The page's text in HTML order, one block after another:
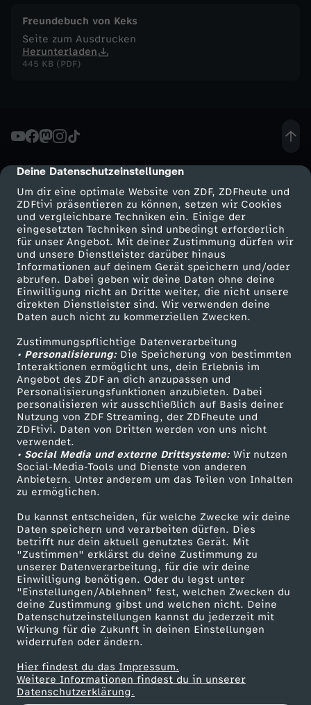
cmp-dialog-description
Deine Datenschutzeinstellungen
Um dir eine optimale Website von ZDF, ZDFheute und
ZDFtivi präsentieren zu können, setzen wir Cookies
und vergleichbare Techniken ein. Einige der
eingesetzten Techniken sind unbedingt erforderlich
für unser Angebot. Mit deiner Zustimmung dürfen wir
und unsere Dienstleister darüber hinaus
Informationen auf deinem Gerät speichern und/oder
abrufen. Dabei geben wir deine Daten ohne deine
Einwilligung nicht an Dritte weiter, die nicht unsere
direkten Dienstleister sind. Wir verwenden deine
Daten auch nicht zu kommerziellen Zwecken.
Zustimmungspflichtige Datenverarbeitung
• Personalisierung:Die Speicherung von bestimmten
Interaktionen ermöglicht uns, dein Erlebnis im
Angebot des ZDF an dich anzupassen und
Personalisierungsfunktionen anzubieten. Dabei
personalisieren wir ausschließlich auf Basis deiner
Nutzung von ZDF Streaming, der ZDFheute und
ZDFtivi. Daten von Dritten werden von uns nicht
verwendet.
• Social Media und externe Drittsysteme:Wir nutzen
Social-Media-Tools und Dienste von anderen
Anbietern. Unter anderem um das Teilen von Inhalten
zu ermöglichen.
Du kannst entscheiden, für welche Zwecke wir deine
Daten speichern und verarbeiten dürfen. Dies
betrifft nur dein aktuell genutztes Gerät. Mit
"Zustimmen" erklärst du deine Zustimmung zu
unserer Datenverarbeitung, für die wir deine
Einwilligung benötigen. Oder du legst unter
"Einstellungen/Ablehnen" fest, welchen Zwecken du
deine Zustimmung gibst und welchen nicht. Deine
Datenschutzeinstellungen kannst du jederzeit mit
Wirkung für die Zukunft in deinen Einstellungen
widerrufen oder ändern.
Hier findest du das Impressum.
Weitere Informationen findest du in unserer
Datenschutzerklärung.
c
h
f
e
-
A
u
s
r
e
i
ß
e
r
i
m
W
o
l
Freundebuch von Keks
Seite zum Ausdrucken
Herunterladen
445 KB (PDF)
Mehr ZDF
ZDF-Apps
Smart TV
ZDFtext
Livestreams
Sendungen A-Z
TV-Programm
Service
ZDFmitreden
Kontakt zum ZDF
Tickets
Zuschauerservice
Hilfe
ZDF Unternehmen
Karriere
ZDF goes Schule
Werbefernsehen
Mainzelmännchen
Partner